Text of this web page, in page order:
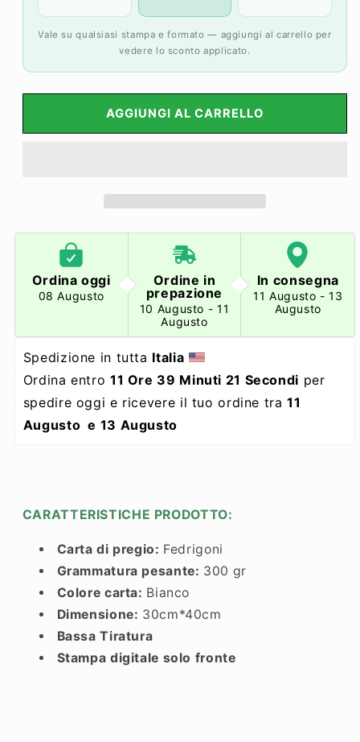
Vale su qualsiasi stampa e formato — aggiungi al carrello per
vedere lo sconto applicato.
AGGIUNGI AL CARRELLO
Ordina oggi
08 Augusto
Ordine in
prepazione
10 Augusto - 11
Augusto
In consegna
11 Augusto - 13
Augusto
Spedizione in tutta Italia
Ordina entro 11 Ore 39 Minuti 21 Secondi per
spedire oggi e ricevere il tuo ordine tra 11
Augusto  e 13 Augusto
CARATTERISTICHE PRODOTTO:
Carta di pregio: Fedrigoni
Grammatura pesante: 300 gr
Colore carta: Bianco
Dimensione: 30cm*40cm
Bassa Tiratura
Stampa digitale solo fronte